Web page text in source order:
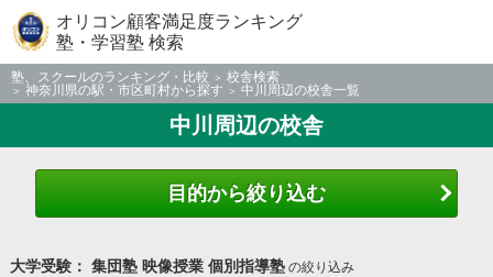
オリコン顧客満足度ランキング
塾・学習塾 検索
塾、スクールのランキング・比較
校舎検索
神奈川県の駅・市区町村から探す
中川周辺の校舎一覧
中川周辺の校舎
目的から絞り込む
大学受験： 集団塾 映像授業 個別指導塾の絞り込み